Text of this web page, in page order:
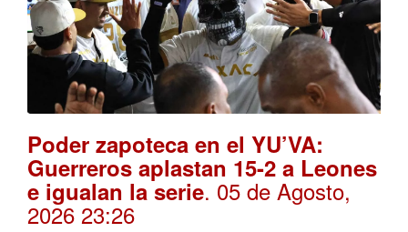
Poder zapoteca en el YU’VA:
Guerreros aplastan 15-2 a Leones
e igualan la serie. 05 de Agosto,
2026 23:26